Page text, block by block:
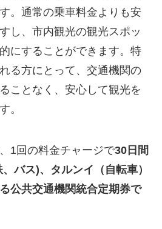
。通常の乗車料金よりも安
し、市内観光の観光スポッ
にすることができます。特
る方にとって、交通機関の
ことなく、安心して観光を
。
1回の料金チャージで30日間
バス)、タルンイ（自転車）
公共交通機関統合定期券で